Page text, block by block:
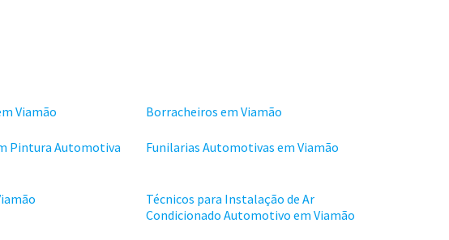
Viamão Borracheiros em Viamão
Pintura Automotiva
Funilarias Automotivas em Viamão
Técnicos para Instalação de Ar
Condicionado Automotivo em Viamão